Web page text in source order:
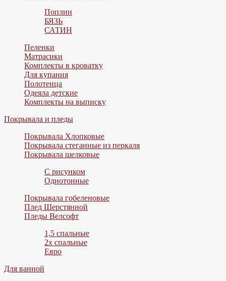
Поплин
БЯЗЬ
САТИН
Пеленки
Матрасики
Комплекты в кроватку
Для купания
Полотенца
Одеяла детские
Комплекты на выписку
Покрывала и пледы
Покрывала Хлопковые
Покрывала стеганные из перкаля
Покрывала шелковые
С рисунком
Однотонные
Покрывала гобеленовые
Плед Шерстянной
Пледы Велсофт
1,5 спальные
2х спальные
Евро
Для ванной